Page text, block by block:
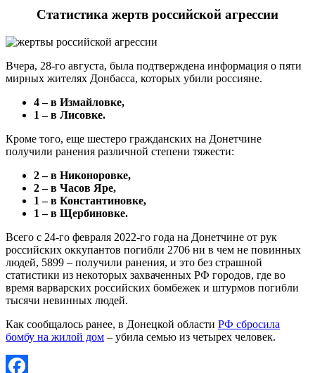
Статистика жертв российской агрессии
Вчера, 28-го августа, была подтверждена информация о пяти
мирных жителях Донбасса, которых убили россияне.
4 – в Измайловке,
1 – в Лисовке.
Кроме того, еще шестеро гражданских на Донетчине
получили ранения различной степени тяжести:
2 – в Никоноровке,
2 – в Часов Яре,
1 – в Константиновке,
1 – в Щербиновке.
Всего с 24-го февраля 2022-го года на Донетчине от рук
российских оккупантов погибли 2706 ни в чем не повинных
людей, 5899 – получили ранения, и это без страшной
статистики из некоторых захваченных РФ городов, где во
время варварских российских бомбежек и штурмов погибли
тысячи невинных людей.
Как сообщалось ранее, в Донецкой области РФ сбросила
бомбу на жилой дом – убила семью из четырех человек.